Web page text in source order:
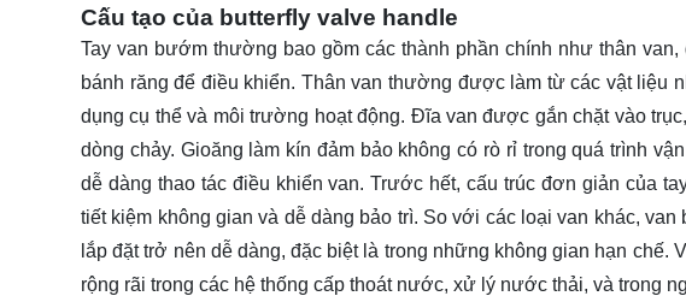
Cấu tạo của butterfly valve handle
Tay van bướm thường bao gồm các thành phần chính như thân
bánh răng để điều khiển. Thân van thường được làm từ các vật liệu
dụng cụ thể và môi trường hoạt động. Đĩa van được gắn chặt vào
dòng chảy. Gioăng làm kín đảm bảo không có rò rỉ trong quá trình
dễ dàng thao tác điều khiển van. Trước hết, cấu trúc đơn giản của
tiết kiệm không gian và dễ dàng bảo trì. So với các loại van khác,
lắp đặt trở nên dễ dàng, đặc biệt là trong những không gian hạn
rộng rãi trong các hệ thống cấp thoát nước, xử lý nước thải, và trong